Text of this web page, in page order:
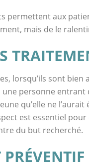
permettent aux
mais de le
lorsqu’ils sont
une personne
qu’elle ne
est essentiel
du but recherché.